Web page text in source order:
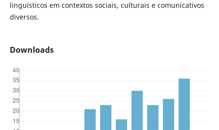
linguísticos em contextos sociais, culturais e comunicativos
diversos.
Downloads